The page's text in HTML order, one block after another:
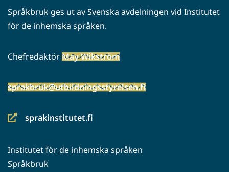
Språkbruk ges ut av Svenska avdelningen vid Institutet
för de inhemska språken.
ChefredaktörMay Wikström
sprakbruk@utbildningsstyrelsen.fi
sprakinstitutet.fi
(siirryt
palveluun)
Institutet för de inhemska språken
Språkbruk